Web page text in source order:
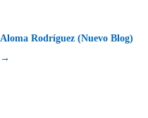
Aloma Rodríguez (Nuevo Blog)
→